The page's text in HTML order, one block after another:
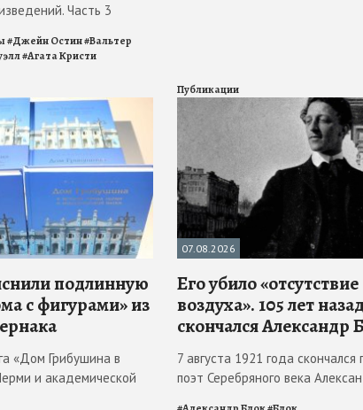
Часть 3
#Джейн Остин#Вальтер
#Агата Кристи
подлинную
с фигурами» из
«Дом Грибушина в
и академической
Публикации
07.08.2026
Его убило «отсутствие
воздуха». 105 лет
скончался Александр
7 августа 1921 года скончался
поэт Серебряного века